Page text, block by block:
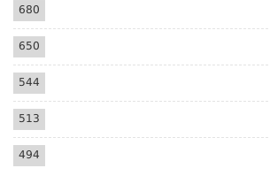
680
650
544
513
494